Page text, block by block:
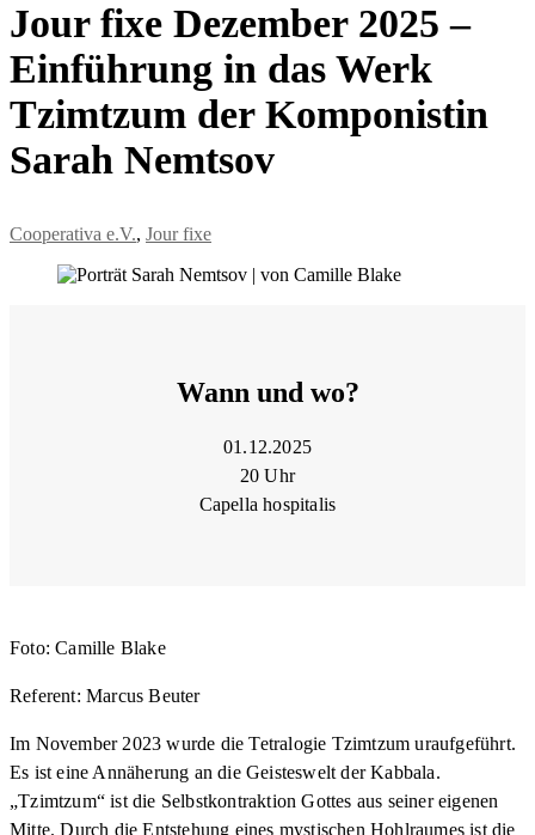
Jour fixe Dezember 2025 –
Einführung in das Werk
Tzimtzum der Komponistin
Sarah Nemtsov
Cooperativa e.V., Jour fixe
Wann und wo?
01.12.2025
20 Uhr
Capella hospitalis
Foto: Camille Blake
Referent: Marcus Beuter
Im November 2023 wurde die Tetralogie Tzimtzum uraufgeführt.
Es ist eine Annäherung an die Geisteswelt der Kabbala.
„Tzimtzum“ ist die Selbstkontraktion Gottes aus seiner eigenen
Mitte. Durch die Entstehung eines mystischen Hohlraumes ist die